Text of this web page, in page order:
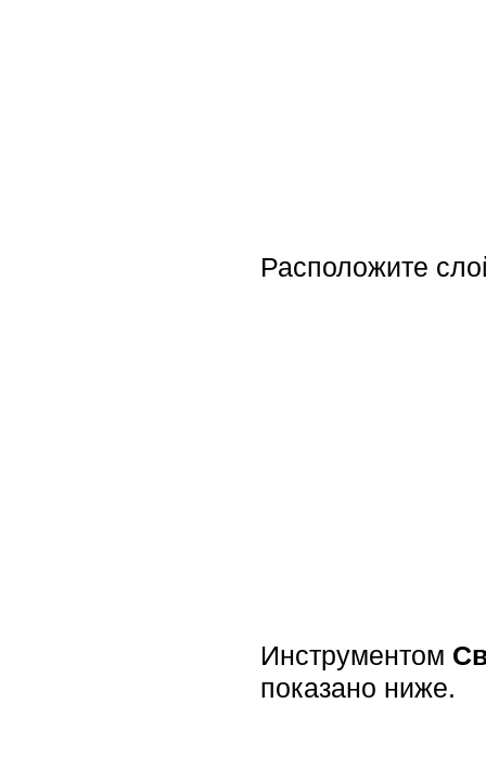
Расположите
Инструментом
показано ниже.